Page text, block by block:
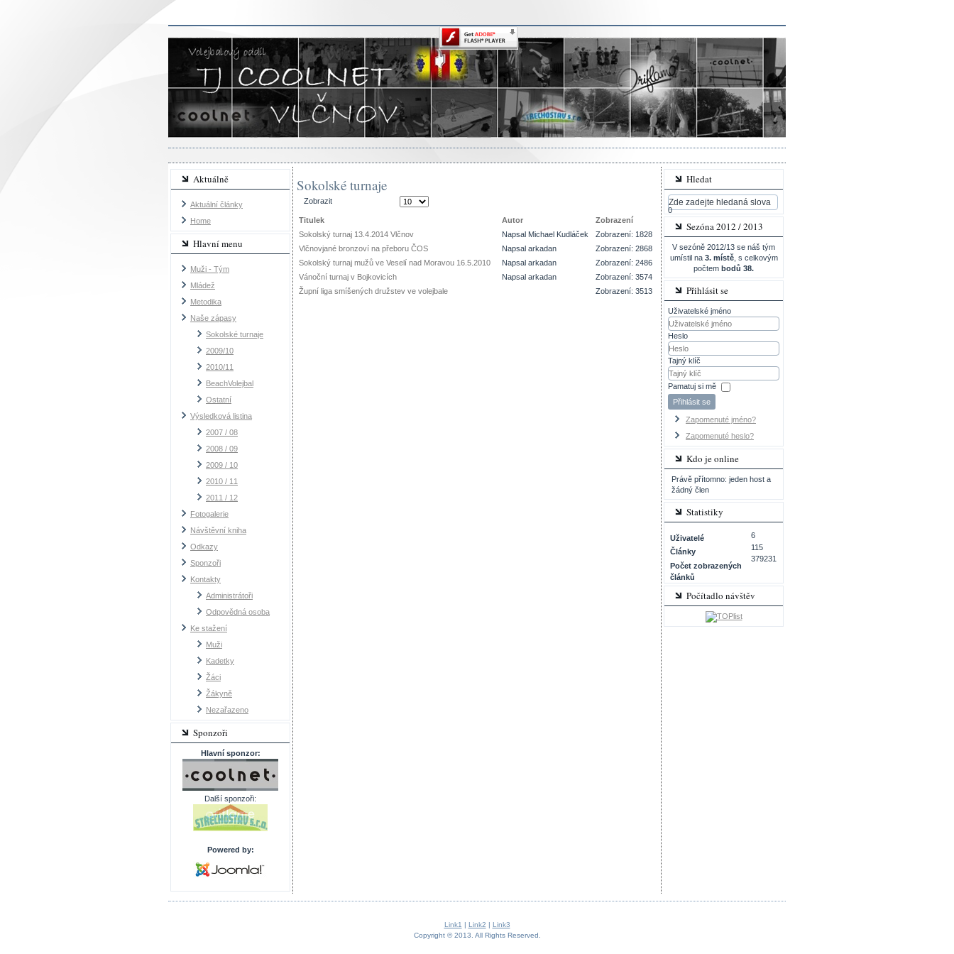
Aktuálně
Aktuální články
Home
Hlavní menu
Muži - Tým
Mládež
Metodika
Naše zápasy
Sokolské turnaje
2009/10
2010/11
BeachVolejbal
Ostatní
Výsledková listina
2007 / 08
2008 / 09
2009 / 10
2010 / 11
2011 / 12
Fotogalerie
Návštěvní kniha
Odkazy
Sponzoři
Kontakty
Administrátoři
Odpovědná osoba
Ke stažení
Muži
Kadetky
Žáci
Žákyně
Nezařazeno
Sponzoři
Hlavní sponzor:
Další sponzoři:
Powered by:
Sokolské turnaje
Zobrazit
Titulek Autor
Zobrazení
Sokolský turnaj 13.4.2014 Vlčnov
Napsal Michael Kudláček
Zobrazení: 1828
Vlčnovjané bronzoví na přeboru ČOS
Napsal arkadan
Zobrazení: 2868
Sokolský turnaj mužů ve Veselí nad Moravou 16.5.2010
Napsal arkadan
Zobrazení: 2486
Vánoční turnaj v Bojkovicích
Napsal arkadan
Zobrazení: 3574
Župní liga smíšených družstev ve volejbale
Zobrazení: 3513
Hledat
0
Sezóna 2012 / 2013
V sezóně 2012/13 se náš tým
umístil na 3. místě, s celkovým
počtem bodů 38.
Přihlásit se
Uživatelské jméno
Heslo
Tajný klíč
Pamatuj si mě
Přihlásit se
Zapomenuté jméno?
Zapomenuté heslo?
Kdo je online
Právě přítomno: jeden host a
žádný člen
Statistiky
Uživatelé
6
Články
115
Počet zobrazených
článků
379231
Počítadlo návštěv
Link1 | Link2 | Link3
Copyright © 2013. All Rights Reserved.